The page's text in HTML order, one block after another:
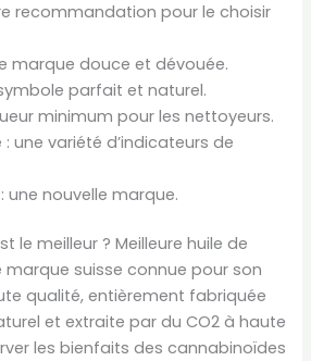
recommandation pour le choisir
marque douce et dévouée.
parfait et naturel.
minimum pour les nettoyeurs.
: une variété d’indicateurs de
une nouvelle marque.
le meilleur ? Meilleure huile de
marque suisse connue pour son
qualité, entièrement fabriquée
et extraite par du CO2 à haute
les bienfaits des cannabinoïdes